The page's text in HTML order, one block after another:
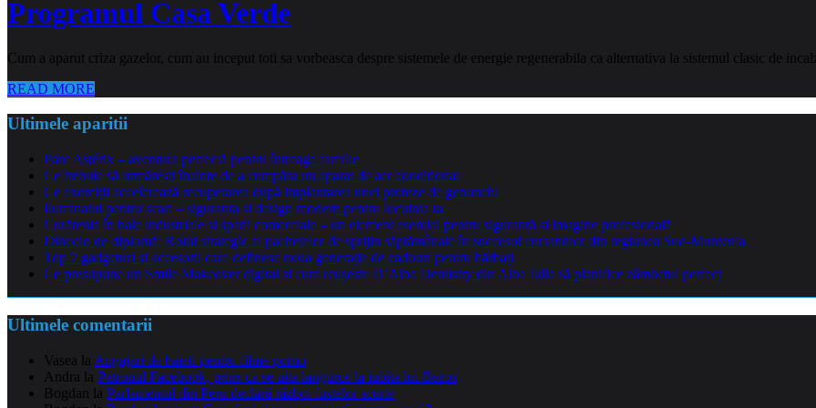
Programul Casa Verde
Cum a aparut criza gazelor, cum au inceput toti sa vorbeasca despre sistemele de energie regenerabila ca alternativa la sistemul clasic de
READ MORE
Ultimele aparitii
Parc Astérix – aventura perfectă pentru întreaga familie
Ce trebuie să urmărești înainte de a cumpăra un aparat de aer condiționat
Ce exerciții accelerează recuperarea după implantarea unei proteze de genunchi
Iluminatul pentru scari – siguranta si design modern pentru locuinta ta
Curățenia în hale industriale și spații comerciale – un element esențial pentru siguranță și imagine profesională
Dincolo de diplomă: Rolul strategic al pachetelor de sprijin săptămânale în succesul cursanților din regiunea Sud-Muntenia
Top 7 gadgeturi și accesorii care definesc noua generație de cadouri pentru bărbați
Ce presupune un Smile Makeover digital și cum reușește D’Alba Dentistry din Alba Iulia să planifice zâmbetul perfect
Ultimele comentarii
Vasea la Angajari de baieti pentru filme porno
Andra la Patronul Facebook, prins ca se uita languros la iubita lui Bezos
Bogdan la Parlamentul din Peru declară război fustelor scurte